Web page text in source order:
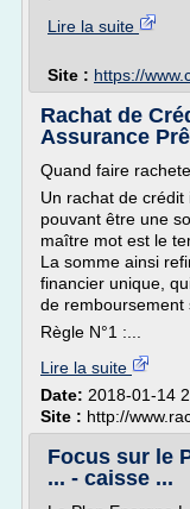
Lire la suite
Site : https://
Rachat de
Assurance
Quand faire
Un rachat de
pouvant être une
maître mot est le
La somme ainsi
financier unique,
de remboursement
Règle N°1 :...
Lire la suite
Date: 2018-01-14
Site : http://
Focus sur le
... - caisse ...